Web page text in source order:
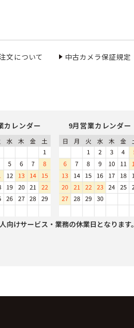
文について 中古カメラ保証規定
カレンダー 9月営業カレンダー
向けサービス・業務の休業日となります。